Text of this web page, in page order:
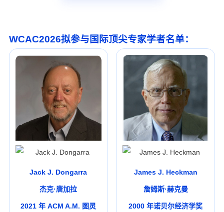
WCAC2026拟参与国际顶尖专家学者名单：
Jack J. Dongarra
杰克·唐加拉
2021 年 ACM A.M. 图灵
James J. Heckman
詹姆斯·赫克曼
2000 年诺贝尔经济学奖